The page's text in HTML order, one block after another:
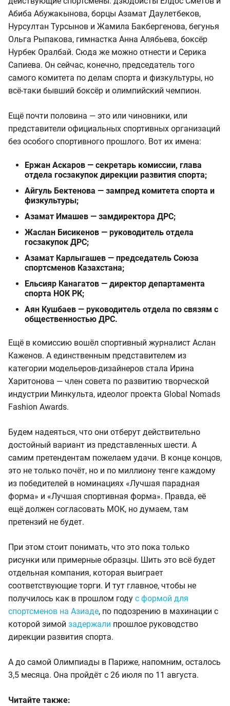
Абиба Абужакынова, борцы Азамат Даулетбеков,
Нурсултан Турсынов и Жамила Бакбергенова, бегунья
Ольга Рыпакова, гимнастка Анна Алябьева, боксёр
Нурбек Оралбай. Сюда же можно отнести и Серика
Сапиева. Он сейчас, конечно, председатель того
самого комитета по делам спорта и физкультуры, но
всё-таки бывший боксёр и олимпийский чемпион.
Ещё почти половина — это или чиновники, или
представители официальных спортивных организаций
без особого спортивного прошлого. Вот их имена:
Ержан Аскаров — секретарь комиссии, глава
отдела госзакупок дирекции развития спорта;
Айгуль Бектенова — зампред комитета спорта и
физкультуры;
Азамат Имашев — замдиректора ДРС;
Жаслан Бисикенов — руководитель отдела
госзакупок ДРС;
Азамат Карлыгашев — председатель Союза
спортсменов Казахстана;
Ельсияр Канагатов — директор департамента
спорта НОК РК;
Аян Кушбаев — руководитель отдела по связям с
общественностью ДРС.
Ещё в комиссию вошёл спортивный журналист Аслан
Каженов. А единственным представителем из
категории модельеров-дизайнеров стала Ирина
Харитонова — член совета по развитию творческой
индустрии Минкульта, идеолог проекта Global Nomads
Fashion Awards.
Будем надеяться, что они отберут действительно
достойный вариант из представленных шести. А
самим претендентам пожелаем удачи. В конце концов,
это не только почёт, но и по миллиону тенге каждому
из победителей в номинациях «Лучшая парадная
форма» и «Лучшая спортивная форма». Правда, её
ещё должен согласовать МОК, но думаем, там
претензий не будет.
При этом стоит понимать, что это пока только
рисунки или примерные образцы. Шить это всё будет
отдельная компания, которая выиграет
соответствующие торги. И тут главное, чтобы не
получилось как в прошлом году с формой для
спортсменов на Азиаде, по подозрению в махинации с
которой зимой задержали прошлое руководство
дирекции развития спорта.
А до самой Олимпиады в Париже, напомним, осталось
3,5 месяца. Она пройдёт с 26 июля по 11 августа.
Читайте также: